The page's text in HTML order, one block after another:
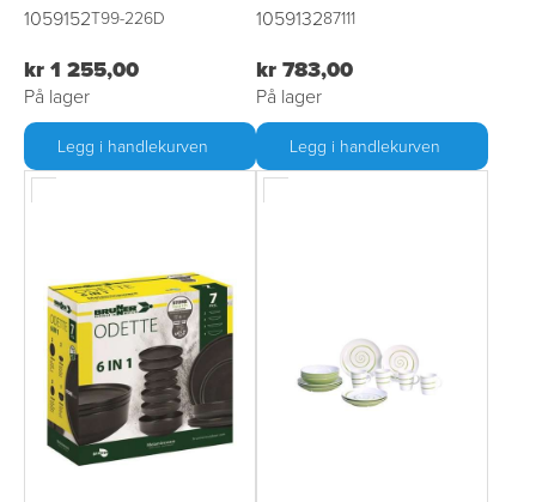
1059152T99-226D
kr 1 255,00
På lager
Legg i handlekurven
105913287111
kr 783,00
På lager
Legg i handlekurven